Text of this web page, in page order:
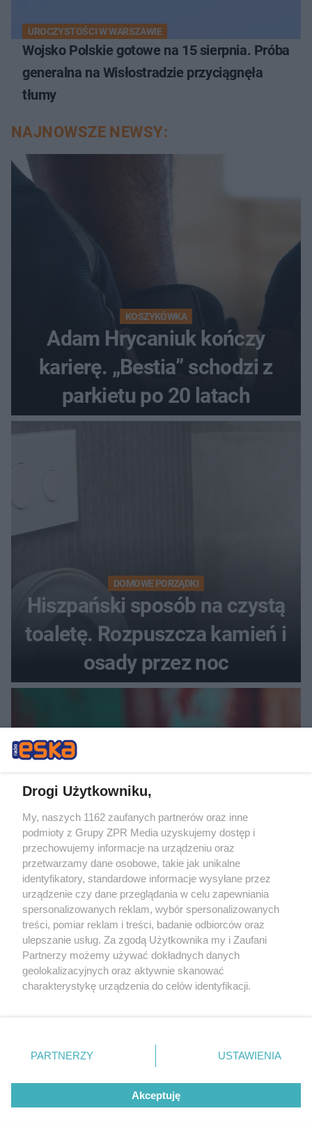
UROCZYSTOŚCI W WARSZAWIE
Wojsko Polskie gotowe na 15 sierpnia. Próba
generalna na Wisłostradzie przyciągnęła
tłumy
NAJNOWSZE NEWSY:
KOSZYKÓWKA
Adam Hrycaniuk kończy
karierę. „Bestia” schodzi z
parkietu po 20 latach
DOMOWE PORZĄDKI
Hiszpański sposób na czystą
toaletę. Rozpuszcza kamień i
osady przez noc
RZADKIE IMIONA
To imię brzmi jak nazwa
europejskiego kraju. W
Polsce nosi je zaledwie 3
kobiety
Zwilż kartkę i połóż na parapecie.
Drogi Użytkowniku,
My, naszych 1162 zaufanych partnerów oraz inne
podmioty z Grupy ZPR Media uzyskujemy dostęp i
przechowujemy informacje na urządzeniu oraz
przetwarzamy dane osobowe, takie jak unikalne
identyfikatory, standardowe informacje wysyłane przez
urządzenie czy dane przeglądania w celu zapewniania
spersonalizowanych reklam, wybór spersonalizowanych
treści, pomiar reklam i treści, badanie odbiorców oraz
ulepszanie usług. Za zgodą Użytkownika my i Zaufani
Partnerzy możemy używać dokładnych danych
geolokalizacyjnych oraz aktywnie skanować
charakterystykę urządzenia do celów identyfikacji.
zmienić/wycofać klikając przycisk ustawień prywatności
znajdujący się w lewym dolnym rogu strony
rodzaje przetwarzania danych nie wymagają zgody
użytkownika, ale masz prawo sprzeciwić się takiemu
przetwarzaniu. Preferencje będą miały zastosowanie tylko
PARTNERZY USTAWIENIA
Akceptuję